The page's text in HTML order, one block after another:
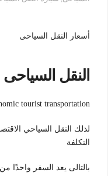
أسعار النقل السياحى
النقل
tourist transportation
لذلك النقل السياحي
التكلفة
بالتالى يعد السفر واحدًا